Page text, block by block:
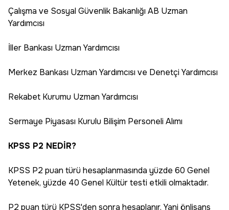
Çalışma ve Sosyal Güvenlik Bakanlığı AB Uzman
Yardımcısı
İller Bankası Uzman Yardımcısı
Merkez Bankası Uzman Yardımcısı ve Denetçi Yardımcısı
Rekabet Kurumu Uzman Yardımcısı
Sermaye Piyasası Kurulu Bilişim Personeli Alımı
KPSS P2 NEDİR?
KPSS P2 puan türü hesaplanmasında yüzde 60 Genel
Yetenek, yüzde 40 Genel Kültür testi etkili olmaktadır.
P2 puan türü KPSS'den sonra hesaplanır. Yani önlisans